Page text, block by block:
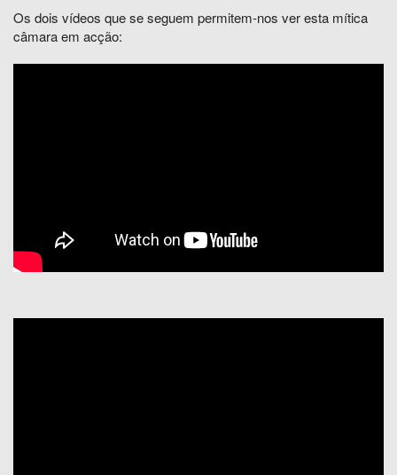
Os dois vídeos que se seguem permitem-nos ver esta mítica
câmara em acção: